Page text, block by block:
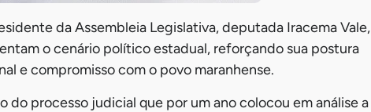
da Assembleia Legislativa, deputada Iracema Vale,
o cenário político estadual, reforçando sua postura
e compromisso com o povo maranhense.
processo judicial que por um ano colocou em análise a